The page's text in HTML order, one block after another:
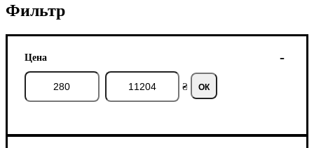
Фильтр
Цена
₴ ОК